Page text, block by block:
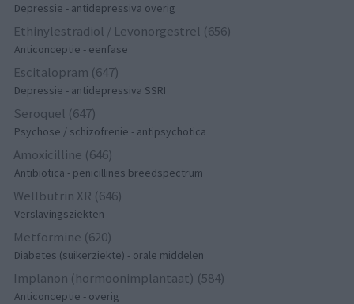
Depressie - antidepressiva overig
Ethinylestradiol / Levonorgestrel (656)
Anticonceptie - eenfase
Escitalopram (647)
Depressie - antidepressiva SSRI
Seroquel (647)
Psychose / schizofrenie - antipsychotica
Amoxicilline (646)
Antibiotica - penicillines breedspectrum
Wellbutrin XR (646)
Verslavingsziekten
Metformine (620)
Diabetes (suikerziekte) - orale middelen
Implanon (hormoonimplantaat) (584)
Anticonceptie - overig